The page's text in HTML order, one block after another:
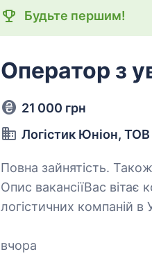
Будьте першим!
Оператор з
21 000 грн
Логістик Юніон, ТОВ
Повна зайнятість.
Опис вакансіїВас
логістичних компаній
області…
вчора